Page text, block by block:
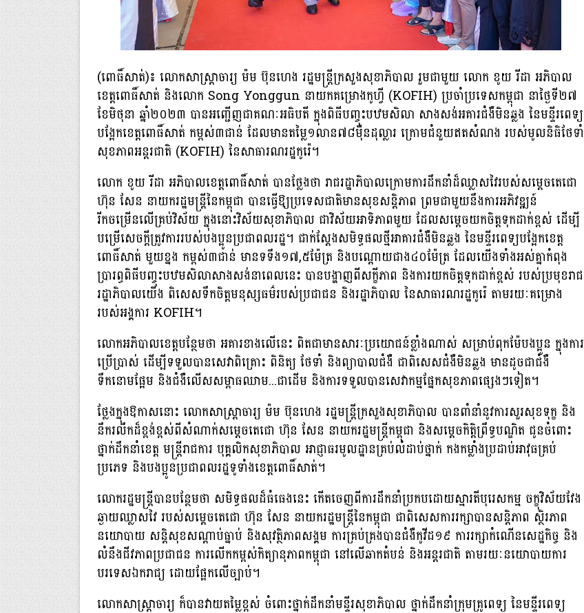
(ពោធិ៍សាត់)៖ លោកសាស្រ្តាចារ្យ ម៉ម ប៊ុនហេង រដ្ឋមន្រ្តីក្រសួងសុខាភិបាល រួមជាមួយ លោក ខូយ រីដា អភិបាល
ខេត្តពោធិ៍សាត់ និងលោក Song Yonggun នាយកគម្រោងកូហ្វី (KOFIH) ប្រចាំប្រទេសកម្ពុជា នាថ្ងៃទី២៧
ខែមិថុនា ឆ្នាំ២០២៣ បានអញ្ជើញជាគណៈអធិបតី ក្នុងពិធីបញ្ចុះបឋមសិលា សាងសង់អគារជំងឺមិនឆ្លង នៃមន្ទីរពេទ្យ
បង្អែកខេត្តពោធិ៍សាត់ កម្ពស់៣ជាន់ ដែលមានតម្លៃ១លាន៧៨ម៉ឺនដុល្លារ ក្រោមជំនួយឥតសំណង របស់មូលនិធិថែទាំ
សុខភាពអន្តរជាតិ (KOFIH) នៃសាធារណរដ្ឋកូរ៉េ។
លោក ខូយ រីដា អភិបាលខេត្តពោធិ៍សាត់ បានថ្លែងថា រាជរដ្ឋាភិបាលក្រោមការដឹកនាំដ៏ឈ្លាសវៃរបស់សម្ដេចតេជោ
ហ៊ុន សែន នាយករដ្ឋមន្ត្រីនៃកម្ពុជា បានធ្វើឱ្យប្រទេសជាតិមានសុខសន្តិភាព ព្រមជាមួយនឹងការអភិវឌ្ឍន៍
រីកចម្រើនលើគ្រប់វិស័យ ក្នុងនោះវិស័យសុខាភិបាល ជាវិស័យអាទិភាពមួយ ដែលសម្ដេចយកចិត្តទុកដាក់ខ្ពស់ ដើម្បី
បម្រើសេចក្តីត្រូវការរបស់បងប្អូនប្រជាពលរដ្ឋ។ ជាក់ស្ដែងសមិទ្ធផលថ្មីអាគារជំងឺមិនឆ្លង នៃមន្ទីរពេទ្យបង្អែកខេត្ត
ពោធិ៍សាត់ មួយខ្នង កម្ពស់៣ជាន់ មានទទឹង១៧,៥ម៉ែត្រ និងបណ្ដោយជាង៤០ម៉ែត្រ ដែលយើងទាំងអស់គ្នាកំពុង
ប្រារព្ធពិធីបញ្ចុះបឋមសិលាសាងសង់នាពេលនេះ បានបង្ហាញពីសក្ខីភាព និងការយកចិត្តទុកដាក់ខ្ពស់ របស់ប្រមុខរាជ
រដ្ឋាភិបាលយើង ពិសេសទឹកចិត្តមនុស្សធម៌របស់ប្រជាជន និងរដ្ឋាភិបាល នៃសាធារណរដ្ឋកូរ៉េ តាមរយៈគម្រោង
របស់អង្គការ KOFIH។
លោកអភិបាលខេត្តបន្ថែមថា អគារខាងលើនេះ ពិតជាមានសារៈប្រយោជន៍ខ្លាំងណាស់ សម្រាប់ពុកម៉ែបងប្អូន ក្នុងការ
ប្រើប្រាស់ ដើម្បីទទួលបានសេវាពិគ្រោះ ពិនិត្យ ថែទាំ និងព្យាបាលជំងឺ ជាពិសេសជំងឺមិនឆ្លង មានដូចជាជំងឺ
ទឹកនោមផ្អែម និងជំងឺលើសសម្ពាធឈាម...ជាដើម និងការទទួលបានសេវាកម្មផ្នែកសុខភាពផ្សេងៗទៀត។
ថ្លែងក្នុងឱកាសនោះ លោកសាស្រ្តាចារ្យ ម៉ម ប៊ុនហេង រដ្ឋមន្រ្តីក្រសួងសុខាភិបាល បានពាំនាំនូវការសួរសុខទុក្ខ និង
នឹករលឹកដ៏ខ្ពង់ខ្ពស់ពីសំណាក់សម្តេចតេជោ ហ៊ុន សែន នាយករដ្ឋមន្រ្តីកម្ពុជា និងសម្តេចកិត្តិព្រឹទ្ធបណ្ឌិត ជូនចំពោះ
ថ្នាក់ដឹកនាំខេត្ត មន្រ្តីរាជការ បុគ្គលិកសុខាភិបាល អាជ្ញាធរមូលដ្ឋានគ្រប់លំដាប់ថ្នាក់ កងកម្លាំងប្រដាប់អាវុធគ្រប់
ប្រភេទ និងបងប្អូនប្រជាពលរដ្ឋទូទាំងខេត្តពោធិ៍សាត់។
លោករដ្ឋមន្ត្រីបានបន្ថែមថា សមិទ្ធផលដ៏ធំធេងនេះ កើតចេញពីការដឹកនាំប្រកបដោយស្មារតីបុរេសកម្ម ចក្ខុវិស័យវែង
ឆ្ងាយឈ្លាសវៃ របស់សម្តេចតេជោ ហ៊ុន សែន នាយករដ្ឋមន្រ្តីនៃកម្ពុជា ជាពិសេសការរក្សាបានសន្តិភាព ស្ថិរភាព
នយោបាយ សន្តិសុខសណ្តាប់ធ្នាប់ និងសុវត្ថិភាពសង្គម ការគ្រប់គ្រងបានជំងឺកូវីដ១៩ ការរក្សាកំណើនសេដ្ឋកិច្ច និង
លំនឹងជីវភាពប្រជាជន ការលើកកម្ពស់កិត្យានុភាពកម្ពុជា នៅលើឆាកតំបន់ និងអន្តរជាតិ តាមរយៈនយោបាយការ
បរទេសឯករាជ្យ ដោយផ្អែកលើច្បាប់។
លោកសាស្ត្រាចារ្យ ក៏បានវាយតម្លៃខ្ពស់ ចំពោះថ្នាក់ដឹកនាំមន្ទីរសុខាភិបាល ថ្នាក់ដឹកនាំក្រុមគ្រូពេទ្យ នៃមន្ទីរពេទ្យ